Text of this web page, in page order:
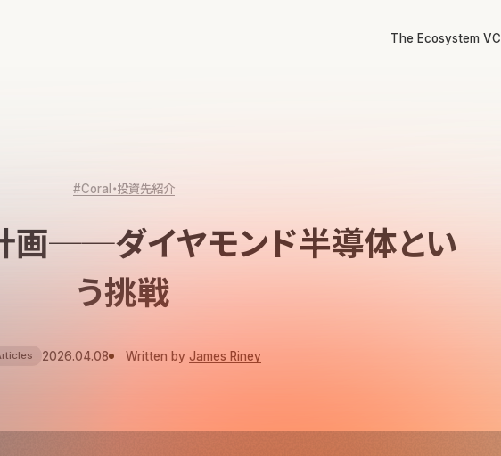
The Ecosystem VC
#Coral・投資先紹介
画──ダイヤモンド半導体とい
う挑戦
2026.04.08 Written byJames Riney